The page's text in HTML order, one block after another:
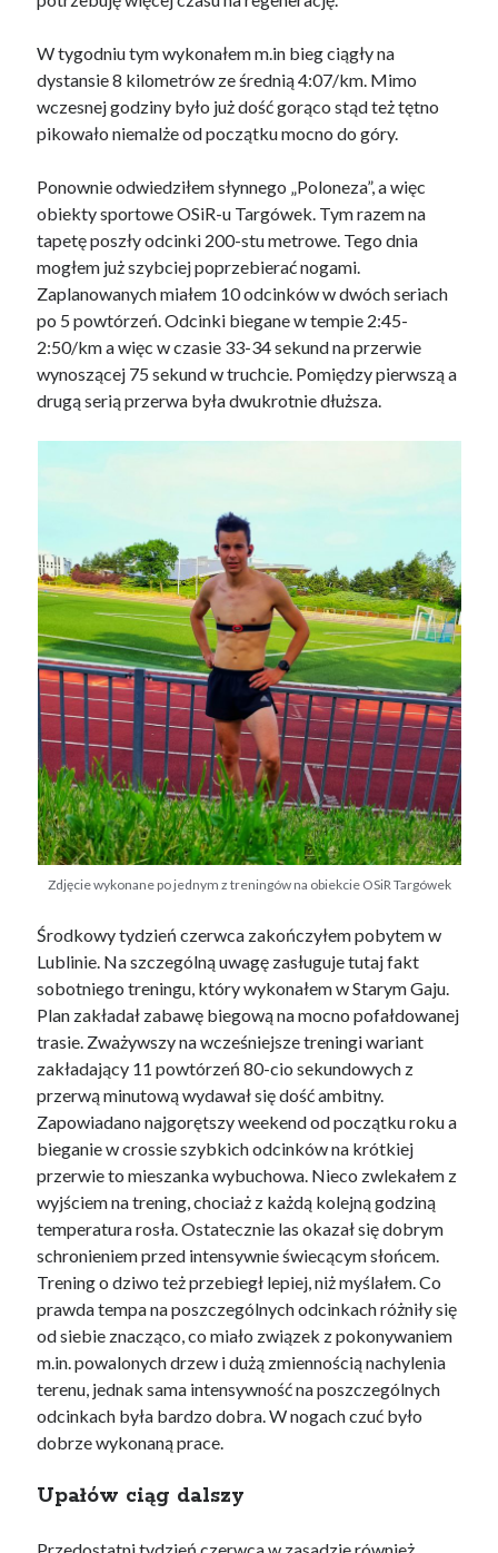
W tygodniu tym wykonałem m.in bieg ciągły na
dystansie 8 kilometrów ze średnią 4:07/km. Mimo
wczesnej godziny było już dość gorąco stąd też tętno
pikowało niemalże od początku mocno do góry.
Ponownie odwiedziłem słynnego „Poloneza”, a więc
obiekty sportowe OSiR-u Targówek. Tym razem na
tapetę poszły odcinki 200-stu metrowe. Tego dnia
mogłem już szybciej poprzebierać nogami.
Zaplanowanych miałem 10 odcinków w dwóch seriach
po 5 powtórzeń. Odcinki biegane w tempie 2:45-
2:50/km a więc w czasie 33-34 sekund na przerwie
wynoszącej 75 sekund w truchcie. Pomiędzy pierwszą a
drugą serią przerwa była dwukrotnie dłuższa.
Zdjęcie wykonane po jednym z treningów na obiekcie OSiR Targówek
Środkowy tydzień czerwca zakończyłem pobytem w
Lublinie. Na szczególną uwagę zasługuje tutaj fakt
sobotniego treningu, który wykonałem w Starym Gaju.
Plan zakładał zabawę biegową na mocno pofałdowanej
trasie. Zważywszy na wcześniejsze treningi wariant
zakładający 11 powtórzeń 80-cio sekundowych z
przerwą minutową wydawał się dość ambitny.
Zapowiadano najgorętszy weekend od początku roku a
bieganie w crossie szybkich odcinków na krótkiej
przerwie to mieszanka wybuchowa. Nieco zwlekałem z
wyjściem na trening, chociaż z każdą kolejną godziną
temperatura rosła. Ostatecznie las okazał się dobrym
schronieniem przed intensywnie świecącym słońcem.
Trening o dziwo też przebiegł lepiej, niż myślałem. Co
prawda tempa na poszczególnych odcinkach różniły się
od siebie znacząco, co miało związek z pokonywaniem
m.in. powalonych drzew i dużą zmiennością nachylenia
terenu, jednak sama intensywność na poszczególnych
odcinkach była bardzo dobra. W nogach czuć było
dobrze wykonaną prace.
Upałów ciąg dalszy